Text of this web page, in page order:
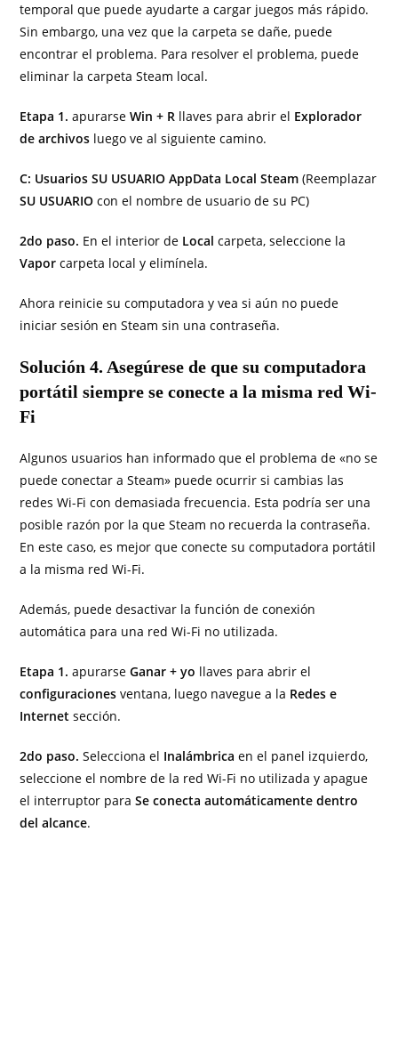
temporal que puede ayudarte a cargar juegos más rápido.
Sin embargo, una vez que la carpeta se dañe, puede
encontrar el problema. Para resolver el problema, puede
eliminar la carpeta Steam local.
Etapa 1.apurarseWin + R llaves para abrir el Explorador
de archivos luego ve al siguiente camino.
C: Usuarios SU USUARIO AppData Local Steam (Reemplazar
SU USUARIOcon el nombre de usuario de su PC)
2do paso. En el interior de Localcarpeta, seleccione la
Vaporcarpeta local y elimínela.
Ahora reinicie su computadora y vea si aún no puede
iniciar sesión en Steam sin una contraseña.
Solución 4. Asegúrese de que su computadora
portátil siempre se conecte a la misma red Wi-
Fi
Algunos usuarios han informado que el problema de «no se
puede conectar a Steam» puede ocurrir si cambias las
redes Wi-Fi con demasiada frecuencia. Esta podría ser una
posible razón por la que Steam no recuerda la contraseña.
En este caso, es mejor que conecte su computadora portátil
a la misma red Wi-Fi.
Además, puede desactivar la función de conexión
automática para una red Wi-Fi no utilizada.
Etapa 1.apurarseGanar + yo llaves para abrir el
configuracionesventana, luego navegue a la Redes e
Internetsección.
2do paso.Selecciona el Inalámbricaen el panel izquierdo,
seleccione el nombre de la red Wi-Fi no utilizada y apague
el interruptor paraSe conecta automáticamente dentro
del alcance.